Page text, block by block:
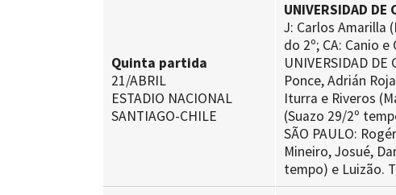
Quinta partida
21/ABRIL
ESTADIO NACIONAL
SANTIAGO-CHILE
UNIVERSIDAD DE
J: Carlos Amarilla
do 2º; CA: Canio
UNIVERSIDAD
Ponce, Adrián
Iturra e Riveros
(Suazo 29/2º
SÃO PAULO:
Mineiro, Josué,
tempo) e Luizão.